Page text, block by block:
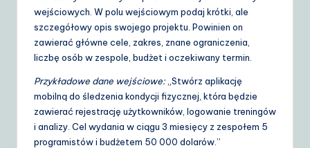
wejściowych. W polu wejściowym podaj krótki, ale
szczegółowy opis swojego projektu. Powinien on
zawierać główne cele, zakres, znane ograniczenia,
liczbę osób w zespole, budżet i oczekiwany termin.
Przykładowe dane wejściowe:„Stwórz aplikację
mobilną do śledzenia kondycji fizycznej, która będzie
zawierać rejestrację użytkowników, logowanie treningów
i analizy. Cel wydania w ciągu 3 miesięcy z zespołem 5
programistów i budżetem 50 000 dolarów.”